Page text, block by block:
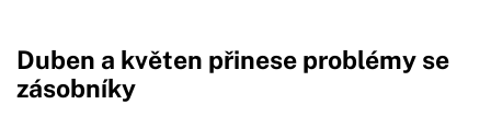
Duben a květen přinese problémy se
zásobníky